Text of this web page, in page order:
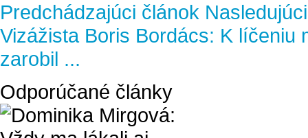
Predchádzajúci článok
Vizážista Boris Bordács: K líčeniu
zarobil ...
Odporúčané články